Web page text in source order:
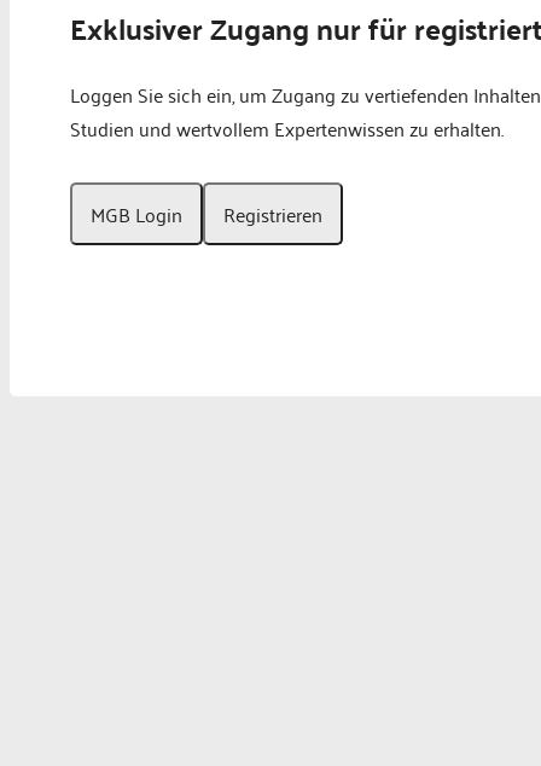
Exklusiver Zugang nur für
Loggen Sie sich ein, um Zugang zu vertiefenden
Studien und wertvollem Expertenwissen zu erhalten.
MGB Login Registrieren